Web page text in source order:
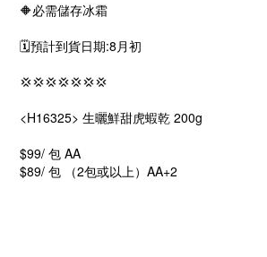
🔶必需儲存冰霜
🗓️預計到貨日期:8月初
💢💢💢💢💢💢💢
<H16325> 生曬鮮甜虎蝦乾 200g
$99/ 包 AA
$89/ 包 （2包或以上）AA+2